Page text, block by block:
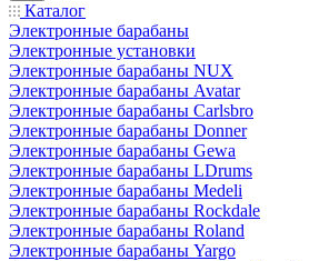
Каталог
Электронные барабаны
Электронные установки
Электронные барабаны NUX
Электронные барабаны Avatar
Электронные барабаны Carlsbro
Электронные барабаны Donner
Электронные барабаны Gewa
Электронные барабаны LDrums
Электронные барабаны Medeli
Электронные барабаны Rockdale
Электронные барабаны Roland
Электронные барабаны Yargo